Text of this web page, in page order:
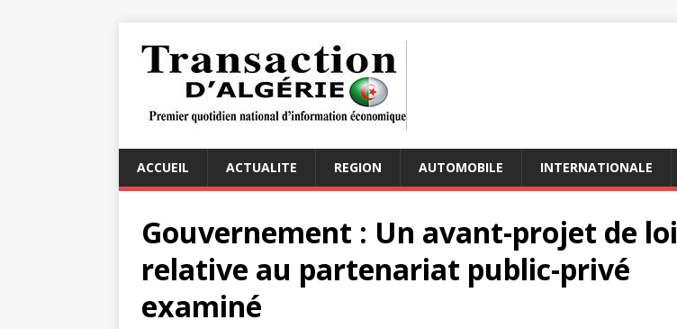
ACCUEIL ACTUALITE REGION AUTOMOBILE INTERNATIONALE
Gouvernement : Un avant-projet de loi
relative au partenariat public-privé
examiné